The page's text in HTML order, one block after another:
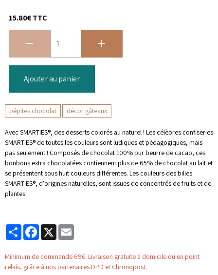
15.80€ TTC
Ajouter au panier
pépites chocolat décor gâteaux
Avec SMARTIES®, des desserts colorés au naturel ! Les célèbres confiseries
SMARTIES® de toutes les couleurs sont ludiques et pédagogiques, mais
pas seulement ! Composés de chocolat 100% pur beurre de cacao, ces
bonbons extra chocolatées contiennent plus de 65% de chocolat au lait et
se présentent sous huit couleurs différentes. Les couleurs des billes
SMARTIES®, d'origines naturelles, sont issues de concentrés de fruits et de
plantes.
PartagerFacebook
X
Minimum de commande 69€. Livraison gratuite à domicile ou en point
relais, grâce à nos partenaires DPD et Chronopost.